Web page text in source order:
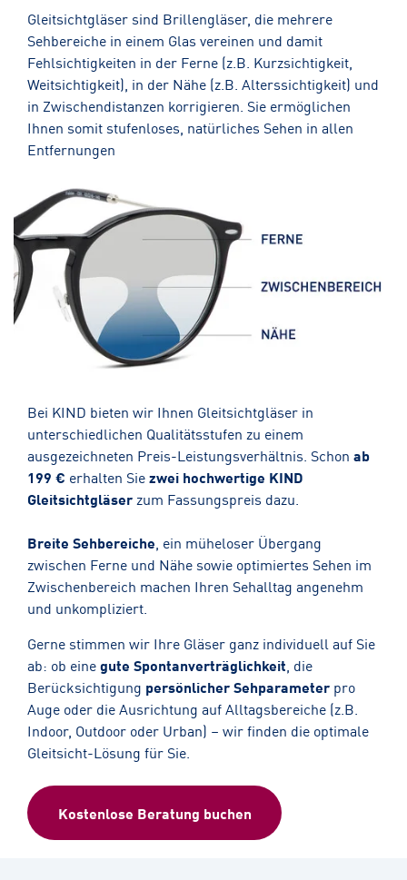
Gleitsichtgläser sind Brillengläser, die mehrere
Sehbereiche in einem Glas vereinen und damit
Fehlsichtigkeiten in der Ferne (z.B. Kurzsichtigkeit,
Weitsichtigkeit), in der Nähe (z.B. Alterssichtigkeit) und
in Zwischendistanzen korrigieren. Sie ermöglichen
Ihnen somit stufenloses, natürliches Sehen in allen
Entfernungen
Bei KIND bieten wir Ihnen Gleitsichtgläser in
unterschiedlichen Qualitätsstufen zu einem
ausgezeichneten Preis-Leistungsverhältnis. Schon ab
199 € erhalten Siezwei hochwertige KIND
Gleitsichtgläser zum Fassungspreis dazu.
Breite Sehbereiche , ein müheloser Übergang
zwischen Ferne und Nähe sowie optimiertes Sehen im
Zwischenbereich machen Ihren Sehalltag angenehm
und unkompliziert.
Gerne stimmen wir Ihre Gläser ganz individuell auf Sie
ab: ob einegute Spontanverträglichkeit , die
Berücksichtigung persönlicher Sehparameter pro
Auge oder die Ausrichtung auf Alltagsbereiche (z.B.
Indoor, Outdoor oder Urban) – wir finden die optimale
Gleitsicht-Lösung für Sie.
Kostenlose Beratung buchen